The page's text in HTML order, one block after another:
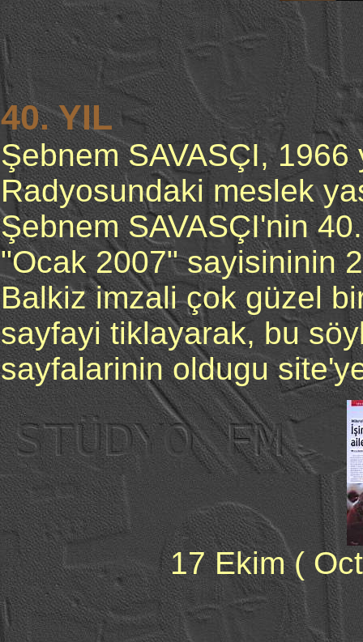
40. YIL
Şebnem SAVASÇI,
Radyosundaki meslek
Şebnem SAVASÇI'nin
"Ocak 2007" sayisininin
Balkiz imzali çok güzel
sayfayi tiklayarak, bu
sayfalarinin oldugu
17 Ekim (